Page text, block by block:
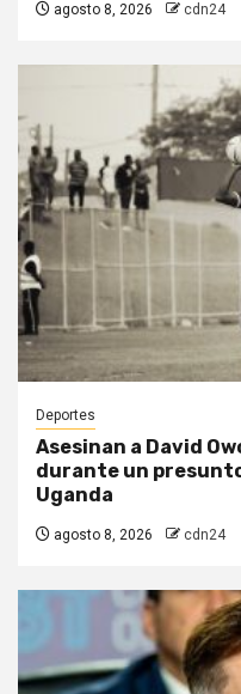
agosto 8, 2026 cdn24
Deportes
Asesinan a David
durante un
Uganda
agosto 8, 2026 cdn24